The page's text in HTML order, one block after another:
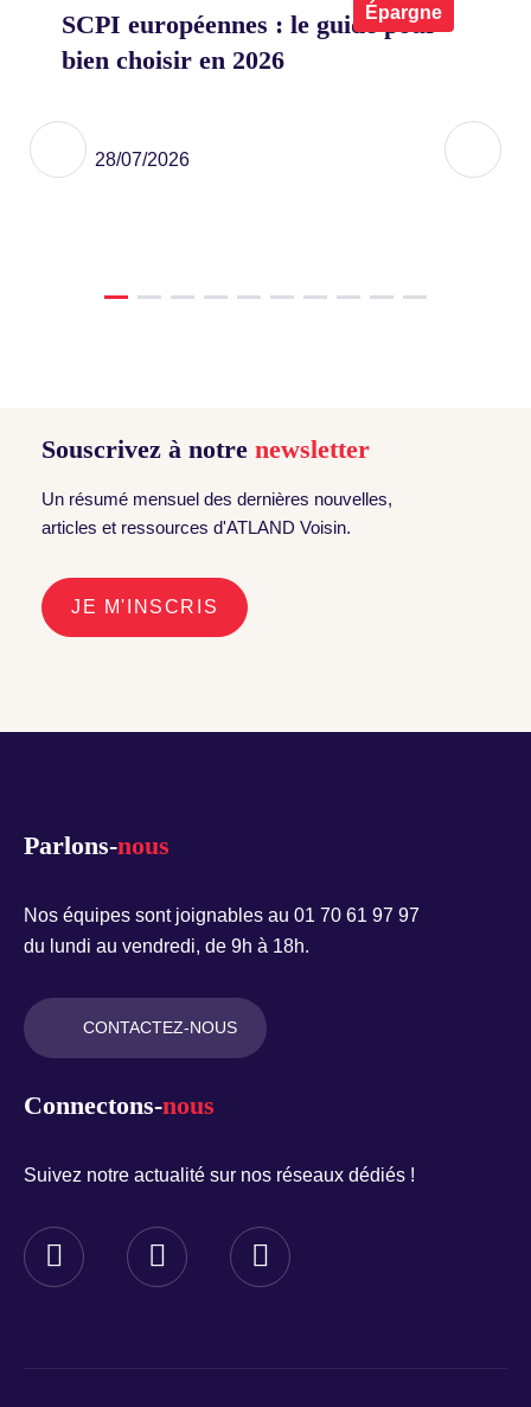
Épargne
SCPI européennes : le guide pour
bien choisir en 2026
28/07/2026
Souscrivez à notre newsletter
Un résumé mensuel des dernières nouvelles,
articles et ressources d'ATLAND Voisin.
JE M'INSCRIS
Parlons-nous
Nos équipes sont joignables au 01 70 61 97 97
du lundi au vendredi, de 9h à 18h.
CONTACTEZ-NOUS
Connectons-nous
Suivez notre actualité sur nos réseaux dédiés !